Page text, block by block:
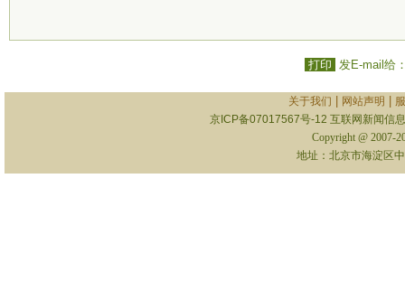
打印 发E-mail给
关于我们 网站声明
京ICP备07017567号-12 互联网新闻信
Copyright @ 2007-
地址：北京市海淀区